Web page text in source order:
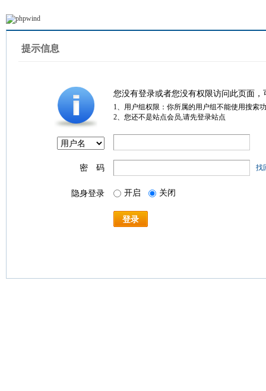
提示信息
您没有登录或者您没有权限访问此页面
1、用户组权限：你所属的用户组不能使用搜索
2、您还不是站点会员,请先登录站点
密 码 找
隐身登录 开启 关闭
登录